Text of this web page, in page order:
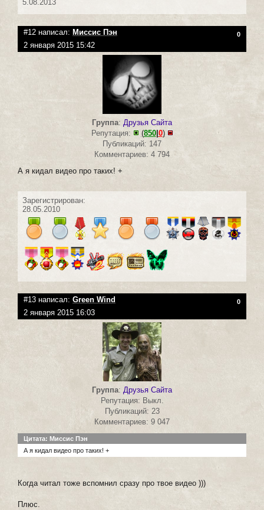
5.08.2013
#12 написал: Миссис Пэн 0
2 января 2015 15:42
Группа: Друзья Сайта
Репутация:
(850|0)
Публикаций: 147
Комментариев: 4 794
А я кидал видео про таких! +
Зарегистрирован:
28.05.2010
#13 написал: Green Wind 0
2 января 2015 16:03
Группа: Друзья Сайта
Репутация: Выкл.
Публикаций: 23
Комментариев: 9 047
Цитата: Миссис Пэн
А я кидал видео про таких! +
Когда читал тоже вспомнил сразу про твое видео )))
Плюс.